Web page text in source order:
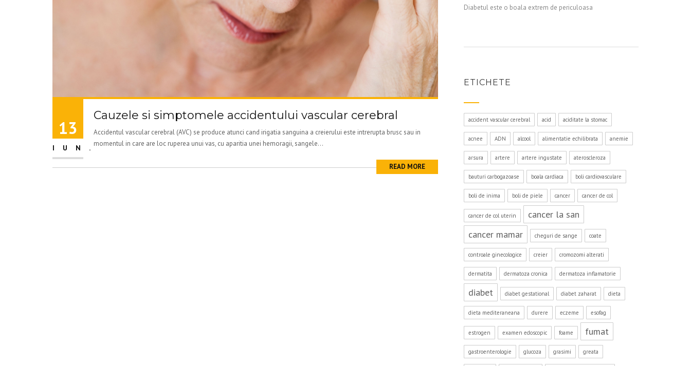
13
IUN.
Cauzele si simptomele accidentului vascular cerebral
Accidentul vascular cerebral (AVC) se produce atunci cand irigatia sanguina a creierului este intrerupta brusc sau in
momentul in care are loc ruperea unui vas, cu aparitia unei hemoragii, sangele...
READ MORE
Diabetul este o boala extrem de periculoasa
ETICHETE
accident vascular cerebral acid aciditate la stomac
acnee ADN alcool alimentatie echilibrata anemie
arsura artere artere ingustate ateroscleroza
bauturi carbogazoase boala cardiaca boli cardiovasculare
boli de inima boli de piele cancer cancer de col
cancer de col uterin
cancer la san
cancer mamar
cheguri de sange coate
controale ginecologice creier cromozomi alterati
dermatita dermatoza cronica dermatoza inflamatorie
diabet diabet gestational diabet zaharat dieta
dieta mediteraneana durere eczeme esofag
estrogen examen edoscopic foame fumat
gastroenterologie glucoza grasimi greata